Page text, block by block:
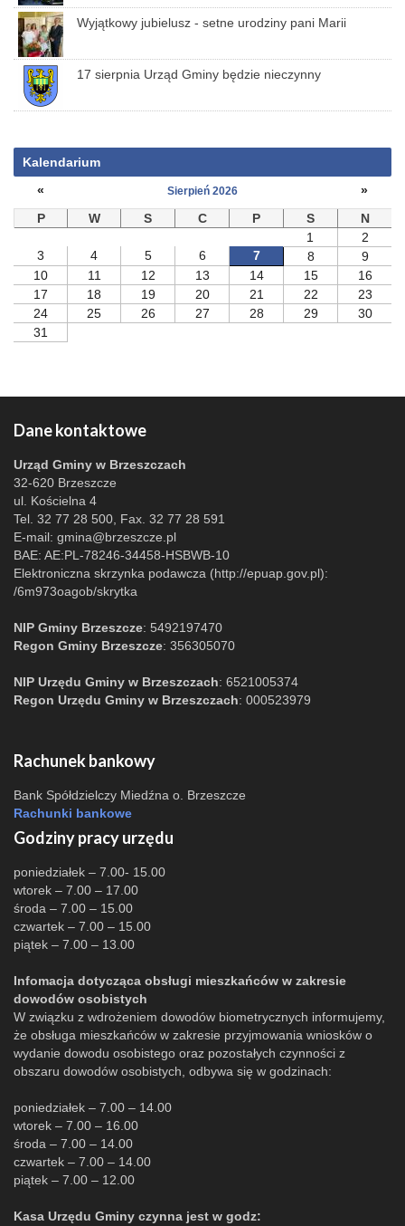
Wyjątkowy jubielusz - setne urodziny pani Marii
17 sierpnia Urząd Gminy będzie nieczynny
Kalendarium
«
Sierpień 2026
»
P
W S C P S
N
1
2
3
4 5 6 7 8
9
10
11 12 13 14 15
16
17
18 19 20 21 22
23
24
25 26 27 28 29
30
31
Dane kontaktowe
Urząd Gminy w Brzeszczach
32-620 Brzeszcze
ul. Kościelna 4
Tel. 32 77 28 500, Fax. 32 77 28 591
E-mail: gmina@brzeszcze.pl
BAE: AE:PL-78246-34458-HSBWB-10
Elektroniczna skrzynka podawcza (http://epuap.gov.pl):
/6m973oagob/skrytka
NIP Gminy Brzeszcze: 5492197470
Regon Gminy Brzeszcze: 356305070
NIP Urzędu Gminy w Brzeszczach: 6521005374
Regon Urzędu Gminy w Brzeszczach: 000523979
Rachunek bankowy
Bank Spółdzielczy Miedźna o. Brzeszcze
Rachunki bankowe
Godziny pracy urzędu
poniedziałek – 7.00- 15.00
wtorek – 7.00 – 17.00
środa – 7.00 – 15.00
czwartek – 7.00 – 15.00
piątek – 7.00 – 13.00
Infomacja dotycząca obsługi mieszkańców w zakresie
dowodów osobistych
W związku z wdrożeniem dowodów biometrycznych informujemy,
że obsługa mieszkańców w zakresie przyjmowania wniosków o
wydanie dowodu osobistego oraz pozostałych czynności z
obszaru dowodów osobistych, odbywa się w godzinach:
poniedziałek – 7.00 – 14.00
wtorek – 7.00 – 16.00
środa – 7.00 – 14.00
czwartek – 7.00 – 14.00
piątek – 7.00 – 12.00
Kasa Urzędu Gminy czynna jest w godz: